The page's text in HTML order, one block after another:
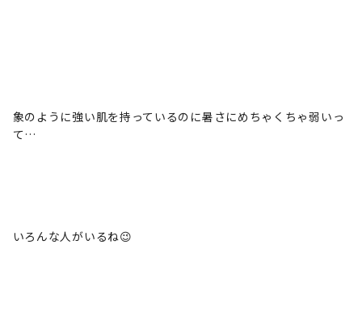
象のように強い肌を持っているのに暑さにめちゃくちゃ弱いっ
て…
いろんな人がいるね😉